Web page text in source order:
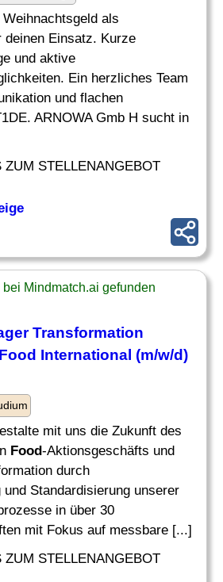
als
Einsatz. Kurze
und aktive
Ein herzliches Team
und flachen
ARNOWA Gmb H sucht in
ZUM STELLENANGEBOT
bei Mindmatch.ai gefunden
Transformation
Food International (m/w/d)
mit uns die Zukunft des
Food-Aktionsgeschäfts und
durch
Standardisierung unserer
in über 30
mit Fokus auf messbare [...]
ZUM STELLENANGEBOT